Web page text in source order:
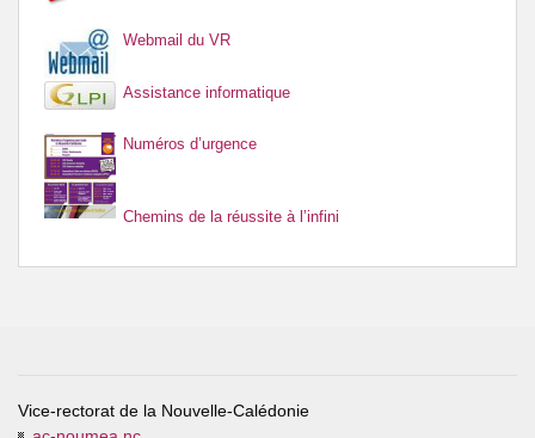
Webmail du VR
Assistance informatique
Numéros d’urgence
Chemins de la réussite à l’infini
Vice-rectorat de la Nouvelle-Calédonie